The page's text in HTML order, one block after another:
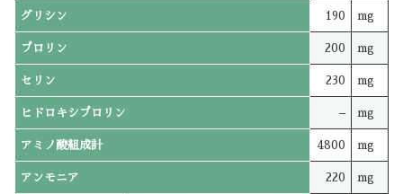
グリシン 190 mg
プロリン 200 mg
セリン 230 mg
ヒドロキシプロリン – mg
アミノ酸組成計 4800 mg
アンモニア 220 mg